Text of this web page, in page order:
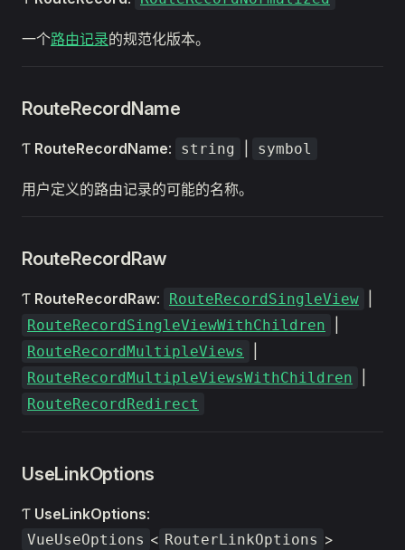
一个路由记录的规范化版本。
RouteRecordName
Ƭ RouteRecordName: string symbol
用户定义的路由记录的可能的名称。
RouteRecordRaw
Ƭ RouteRecordRaw: RouteRecordSingleView
RouteRecordSingleViewWithChildren
RouteRecordMultipleViews
RouteRecordMultipleViewsWithChildren
RouteRecordRedirect
UseLinkOptions
Ƭ UseLinkOptions:
VueUseOptions < RouterLinkOptions >